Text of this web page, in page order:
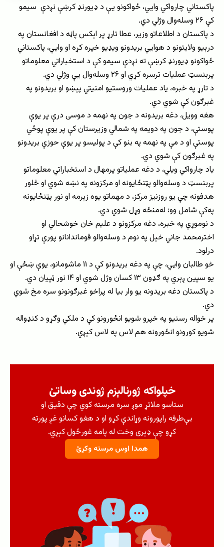
پاکستاني چارواکي وايي، ځواکونو یې د ډیورنډ کرښې نږدې سیمو
کې ۲۶‌ وسله‌وال وژلي دي.
د پاکستان د اطلاعاتو وزیر، عطا تارړ پر اېکس پاڼه د افغانستان په
درېیو ولایتونو د هوایي بریدونو ویډیو خپره کړه او وايي، پاکستاني
ځواکونو ډیورنډ کرښې ته نږدې سیمو کې د استخباراتي معلوماتو
پربنسټ عملیات ترسره کړي او ۲۶ وسله‌وال یې وژلي دي.
د تارړ په خبره، ياد عملیات وروستیو امنیتي پېښو او بریدونو په
غبرګون کې شوي دي.
هغه وویل، دغه بریدونه د جون په نهمه د موسی درې پر یوې
پوستې، د جون په دویمه په شمالي وزیرستان کې پر یوې پوځي
پوستې او د مې په نهمه په بنو کې د پولیسو پر یوې حوزې بریدونو
په غبرګون کې شوي دي.
یاد چارواکي ویلي، د دغه عملیاتو پرمهال د استخباراتي معلوماتو
پربنسټ د وسله‌والو پټنځایونه او مرکزونه په نښه شوي او څلور
هدفونه چې یو روزنیز مرکز، د مهماتو یوه زېرمه او نور پټنځایونه
په‌کې شامل وو؛ له‌منځه وړل شوي دي.
د نوموړي په خبره، دغه مرکزونو د علیم خان خوشحالي او
اخترمحمد جاني خېل په نوم د وسله‌والو قوماندانانو پورې تړاو
درلود.
خو طالبان وایي، چې په دغه بریدونو کې د ۱۱ ماشومانو، یوې ښځې او
یو سپین ږېري په ګډون ۱۳ کسان وژل شوي او ۱۴ نور ټپیان دي.
د پاکستان دغه بریدونه یو وار بیا له پراخو غبرګونونو سره مخ شوي
دي.
پر خواله رسنیو په خپرو شویو انځورونو کې د ملکي وګړو د کنډواله
شویو کورونو انځورونه هم لاس په لاس کېږي.
خپلواکه ژورنالېزم ژوندی وساتئ
ستاسو ملاتړ موږ سره مرسته کوي چې دقیق او
بې‌طرفه راپورونه وړاندې کړو او د هغو کسانو غږ پورته
کړو چې ډېری وخت له پامه غورځول کېږي.
همدا اوس مرسته وکړئ